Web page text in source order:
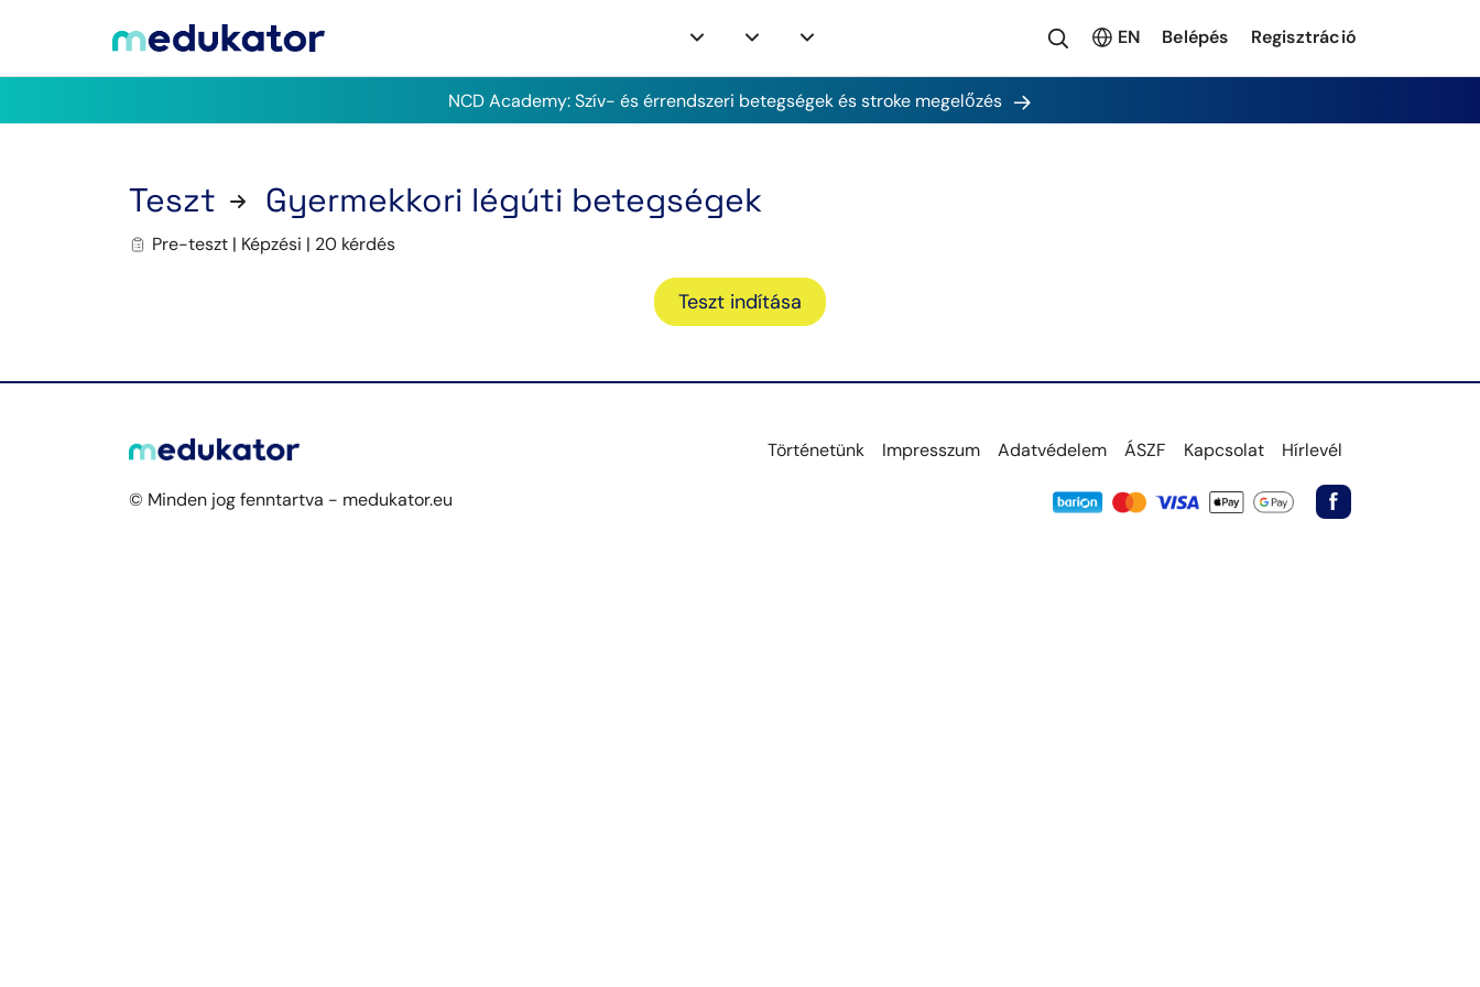
NCD Academy: Szív- és érrendszeri betegségek és stroke megelőzés
EN Belépés Regisztráció
Teszt Gyermekkori légúti betegségek
Pre-teszt | Képzési | 20 kérdés
Teszt indítása
Történetünk Impresszum Adatvédelem ÁSZF Kapcsolat Hírlevél
© Minden jog fenntartva - medukator.eu